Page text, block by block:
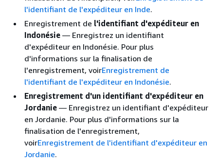
l'identifiant de l'expéditeur en Inde.
Enregistrement de l'identifiant d'expéditeur en
Indonésie — Enregistrez un identifiant
d'expéditeur en Indonésie. Pour plus
d'informations sur la finalisation de
l'enregistrement, voirEnregistrement de
l'identifiant de l'expéditeur en Indonésie.
Enregistrement d'un identifiant d'expéditeur en
Jordanie — Enregistrez un identifiant d'expéditeur
en Jordanie. Pour plus d'informations sur la
finalisation de l'enregistrement,
voirEnregistrement de l'identifiant d'expéditeur en
Jordanie.